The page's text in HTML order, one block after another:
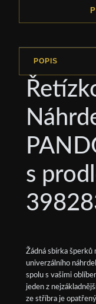
POPIS
s
Žádná sbírka šperků
univerzálního
spolu s vašimi
jeden z
ze stříbra je